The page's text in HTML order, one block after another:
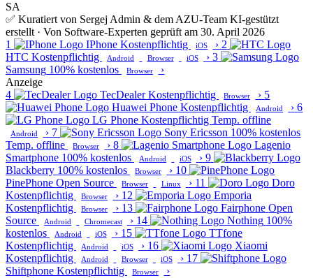
SA
✅ Kuratiert von Sergej Admin & dem AZU-Team KI-gestützt
erstellt · Von Software-Experten geprüft am 30. April 2026
1
IPhone Kostenpflichtig iOS › 2
HTC Kostenpflichtig Android Browser iOS › 3
Samsung 100% kostenlos Browser
›
Anzeige
4
TecDealer Kostenpflichtig Browser › 5
Huawei Phone Kostenpflichtig Android › 6
LG Phone Kostenpflichtig Temp. offline
Android › 7 Sony Ericsson 100% kostenlos
Temp. offline
Browser › 8
Lagenio
Smartphone 100% kostenlos Android iOS › 9
Blackberry 100% kostenlos Browser › 10
PinePhone Open Source Browser Linux › 11
Doro
Kostenpflichtig
Browser › 12
Emporia
Kostenpflichtig
Browser › 13 Fairphone Open
Source
Android Chromecast › 14 Nothing 100%
kostenlos
Android iOS › 15
TTfone
Kostenpflichtig
Android iOS › 16
Xiaomi
Kostenpflichtig
Android Browser iOS › 17
Shiftphone Kostenpflichtig Browser ›